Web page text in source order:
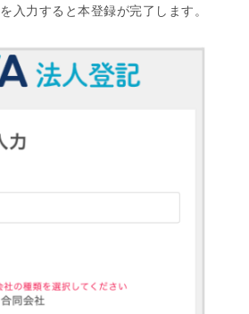
入力すると本登録が完了します。